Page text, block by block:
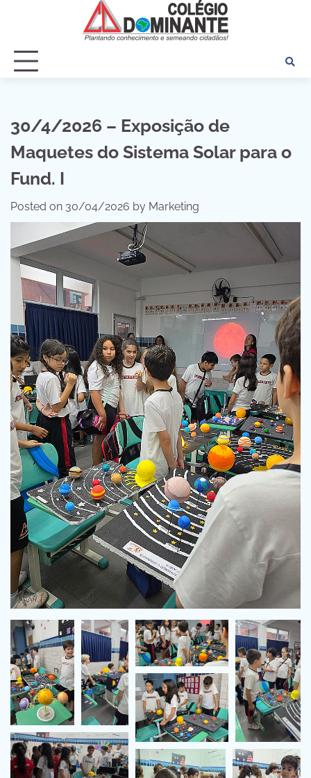
30/4/2026 – Exposição de
Maquetes do Sistema Solar para o
Fund. I
Posted on 30/04/2026 by Marketing